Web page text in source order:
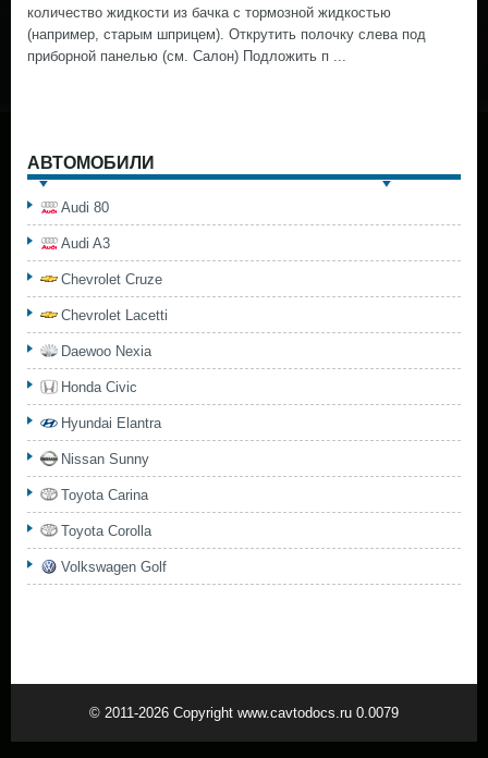
количество жидкости из бачка с тормозной жидкостью
(например, старым шприцем). Открутить полочку слева под
приборной панелью (см. Салон) Подложить п ...
АВТОМОБИЛИ
Audi 80
Audi A3
Chevrolet Cruze
Chevrolet Lacetti
Daewoo Nexia
Honda Civic
Hyundai Elantra
Nissan Sunny
Toyota Carina
Toyota Corolla
Volkswagen Golf
© 2011-2026 Copyright www.cavtodocs.ru 0.0079